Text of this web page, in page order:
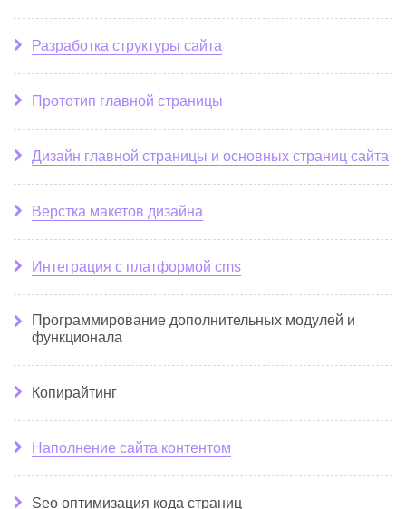
Разработка структуры сайта
Прототип главной страницы
Дизайн главной страницы и основных страниц сайта
Верстка макетов дизайна
Интеграция с платформой cms
Программирование дополнительных модулей и
функционала
Копирайтинг
Наполнение сайта контентом
Seo оптимизация кода страниц